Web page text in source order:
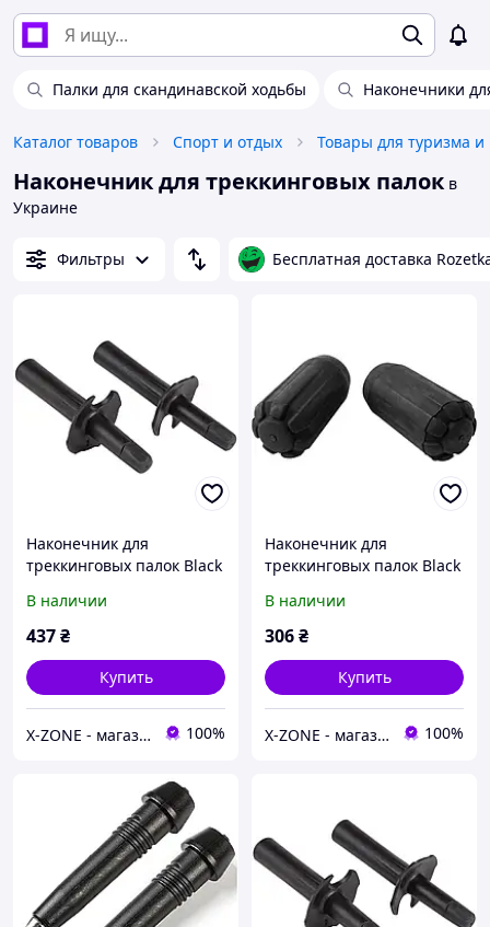
Палки для скандинавской ходьбы Наконечники
Каталог товаров Спорт и отдых Товары для туризма
Наконечник для треккинговых палок в
Украине
Фильтры Бесплатная доставка
Наконечник для
треккинговых палок Black
(BD 112126.0000)
В наличии
437₴
Купить
X-ZONE - магазин туристичного спорядження 100%
Наконечник для
треккинговых палок Black
Protectors (BD 112080)
В наличии
306₴
Купить
X-ZONE - магазин туристичного спорядження 100%